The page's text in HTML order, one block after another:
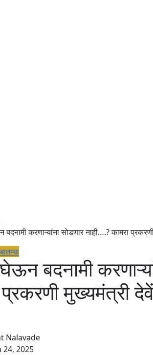
बदनामी करणाऱ्यांना सोडणार नाही….? कामरा
बदनामी
प्रकरणी मुख्यमंत्री
Nalavade
24, 2025